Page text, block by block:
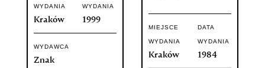
WYDANIA
Kraków
WYDANIA
1999
WYDAWCA
Znak
MIEJSCE
WYDANIA
Kraków
DATA
WYDANIA
1984